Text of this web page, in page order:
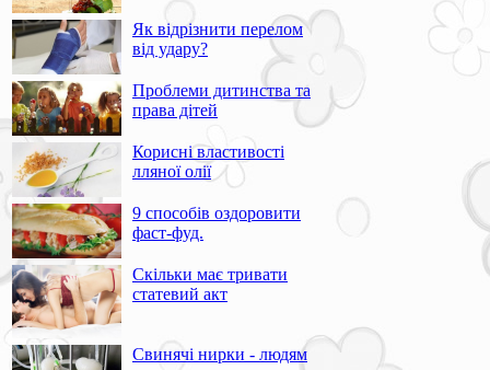
Як відрізнити перелом
від удару?
Проблеми дитинства та
права дітей
Корисні властивості
лляної олії
9 способів оздоровити
фаст-фуд.
Скільки має тривати
статевий акт
Свинячі нирки - людям